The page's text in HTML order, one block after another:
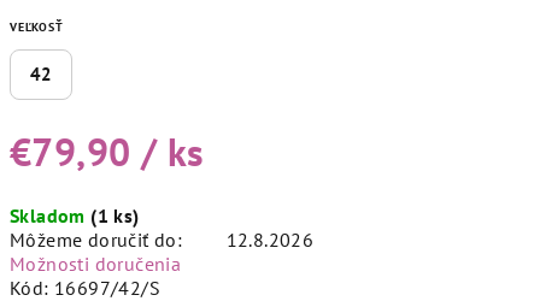
VEĽKOSŤ
42
€79,90 / ks
cena:
Skladom (1 ks)
Môžeme doručiť do:
12.8.2026
Možnosti doručenia
Kód: 16697/42/S